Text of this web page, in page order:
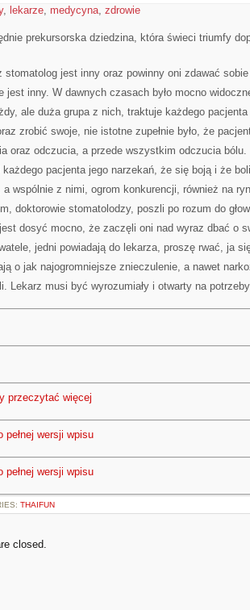
, lekarze, medycyna, zdrowie
prekursorska dziedzina, która świeci triumfy
stomatolog jest inny oraz powinny oni zdawać
jest inny. W dawnych czasach było mocno
ale duża grupa z nich, traktuje każdego
zrobić swoje, nie istotne zupełnie było, że
oraz odczucia, a przede wszystkim odczucia
każdego pacjenta jego narzekań, że się boją i że
a wspólnie z nimi, ogrom konkurencji, również na
doktorowie stomatolodzy, poszli po rozum do
dosyć mocno, że zaczęli oni nad wyraz dbać o
jedni powiadają do lekarza, proszę rwać, ja
o jak najogromniejsze znieczulenie, a nawet
Lekarz musi być wyrozumiały i otwarty na
przeczytać więcej
pełnej wersji wpisu
pełnej wersji wpisu
THAIFUN
closed.